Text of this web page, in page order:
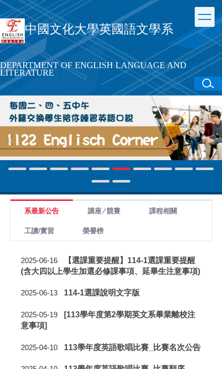
跳
到
主
要
內
容
區
中國文化大學英國語文學系
DEPARTMENT OF ENGLISH LANGUAGE AND
LITERATURE
系最新公告 講座 ∕ 競賽 課程相關
工讀/實習 榮譽榜
2025-06-16
【選課重要提醒】114-1選課重要提醒
(含大四以上學生加選必修課事項、延畢生注意事項)
2025-06-13 114-1選課說明文字版
2025-05-19
[113學年度第2學期英文系畢業離校注
意事項]
2025-04-10 113學年度英語歌唱比賽_比賽名次公告